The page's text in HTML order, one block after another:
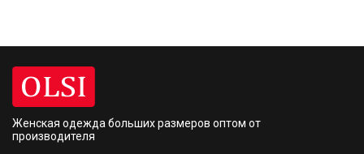
Женская одежда больших размеров оптом от
производителя